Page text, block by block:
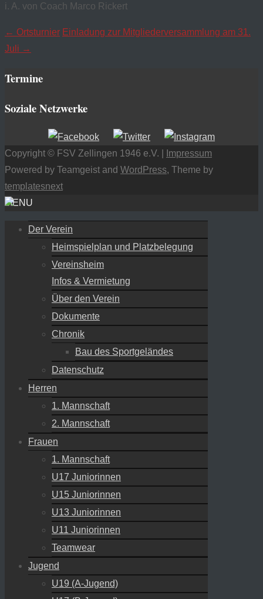
i. A. von Coach Marco Rickert
Navigation
← Ortsturnier Einladung zur Mitgliederversammlung am 31.
Juli →
Termine
Soziale Netzwerke
Copyright © FSV Zellingen 1946 e.V. |
Impressum
Powered by Teamgeist and WordPress, Theme by
templatesnext
MENU
Der Verein
Heimspielplan und Platzbelegung
Vereinsheim
Infos & Vermietung
Über den Verein
Dokumente
Chronik
Bau des Sportgeländes
Datenschutz
Herren
1. Mannschaft
2. Mannschaft
Frauen
1. Mannschaft
U17 Juniorinnen
U15 Juniorinnen
U13 Juniorinnen
U11 Juniorinnen
Teamwear
Jugend
U19 (A-Jugend)